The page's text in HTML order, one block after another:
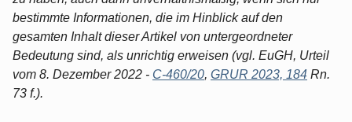
bestimmte Informationen, die im Hinblick auf den
gesamten Inhalt dieser Artikel von untergeordneter
Bedeutung sind, als unrichtig erweisen (vgl. EuGH, Urteil
vom 8. Dezember 2022 - C-460/20, GRUR 2023, 184 Rn.
73 f.).